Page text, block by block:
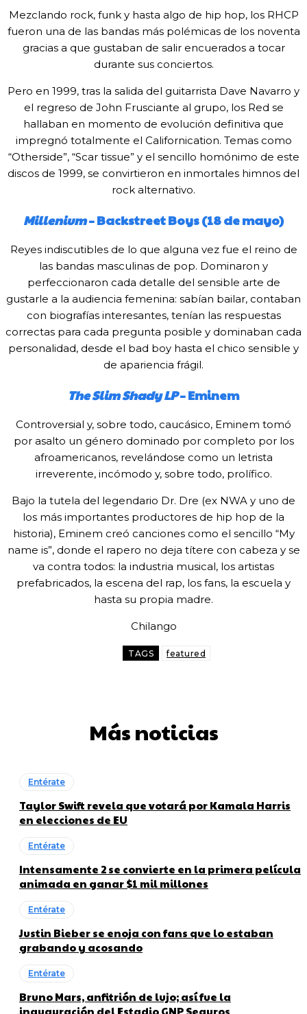
Mezclando rock, funk y hasta algo de hip hop, los RHCP
fueron una de las bandas más polémicas de los noventa
gracias a que gustaban de salir encuerados a tocar
durante sus conciertos.
Pero en 1999, tras la salida del guitarrista Dave Navarro y
el regreso de John Frusciante al grupo, los Red se
hallaban en momento de evolución definitiva que
impregnó totalmente el Californication. Temas como
“Otherside”, “Scar tissue” y el sencillo homónimo de este
discos de 1999, se convirtieron en inmortales himnos del
rock alternativo.
Millenium– Backstreet Boys (18 de mayo)
Reyes indiscutibles de lo que alguna vez fue el reino de
las bandas masculinas de pop. Dominaron y
perfeccionaron cada detalle del sensible arte de
gustarle a la audiencia femenina: sabían bailar, contaban
con biografías interesantes, tenían las respuestas
correctas para cada pregunta posible y dominaban cada
personalidad, desde el bad boy hasta el chico sensible y
de apariencia frágil.
The Slim Shady LP– Eminem
Controversial y, sobre todo, caucásico, Eminem tomó
por asalto un género dominado por completo por los
afroamericanos, revelándose como un letrista
irreverente, incómodo y, sobre todo, prolífico.
Bajo la tutela del legendario Dr. Dre (ex NWA y uno de
los más importantes productores de hip hop de la
historia), Eminem creó canciones como el sencillo “My
name is”, donde el rapero no deja títere con cabeza y se
va contra todos: la industria musical, los artistas
prefabricados, la escena del rap, los fans, la escuela y
hasta su propia madre.
Chilango
TAGS featured
Más noticias
Entérate
Taylor Swift revela que votará por Kamala Harris
en elecciones de EU
Entérate
Intensamente 2 se convierte en la primera película
animada en ganar $1 mil millones
Entérate
Justin Bieber se enoja con fans que lo estaban
grabando y acosando
Entérate
Bruno Mars, anfitrión de lujo; así fue la
inauguración del Estadio GNP Seguros